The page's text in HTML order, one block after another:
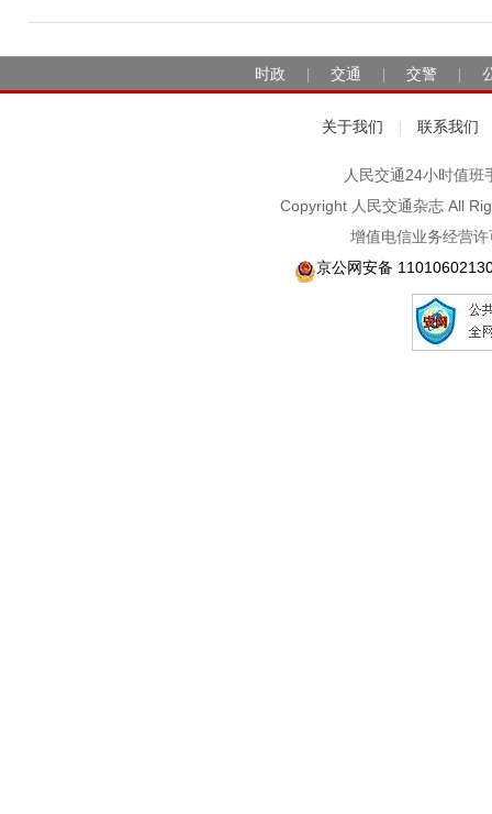
时政 交通 交警
关于我们 联系我们
人民交通24小时值
Copyright 人民交通杂志 All
增值电信业务经营
京公网安备